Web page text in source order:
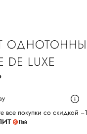
DE LUXE
все покупки со скидкой